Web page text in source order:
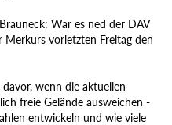
War es ned der DAV
vorletzten Freitag den
wenn die aktuellen
freie Gelände ausweichen -
entwickeln und wie viele